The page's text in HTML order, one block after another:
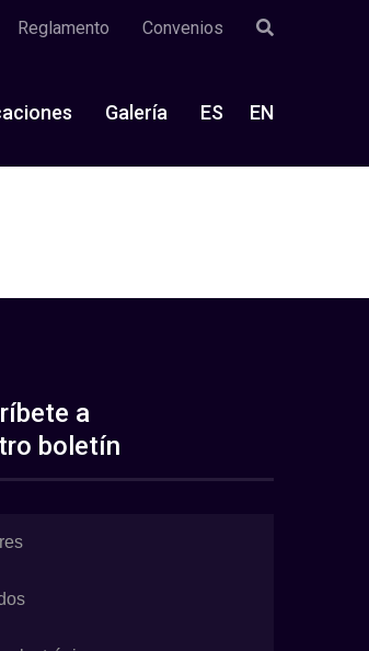
Reglamento Convenios
Galería ES EN
a
boletín